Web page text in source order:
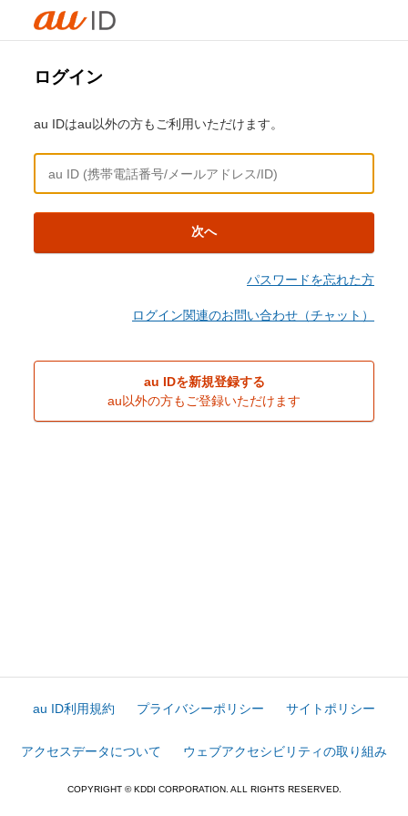
ログイン
au IDはau以外の方もご利用いただけます。
次へ
パスワードを忘れた方
ログイン関連のお問い合わせ（チャット）
au IDを新規登録する
au以外の方もご登録いただけます
au ID利用規約 プライバシーポリシー サイトポリシー
アクセスデータについて ウェブアクセシビリティの取り組み
COPYRIGHT © KDDI CORPORATION. ALL RIGHTS RESERVED.